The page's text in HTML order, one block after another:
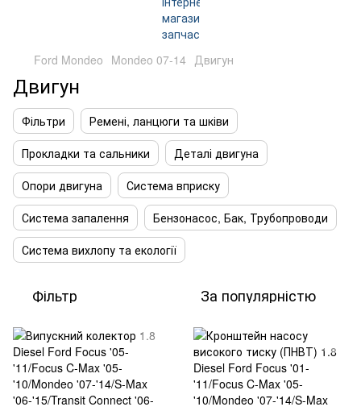
Ford Mondeo Mondeo 07-14 Двигун
Двигун
Фільтри
Ремені, ланцюги та шківи
Прокладки та сальники
Деталі двигуна
Опори двигуна
Система вприску
Система запалення
Бензонасос, Бак, Трубопроводи
Система вихлопу та екології
Фільтр За популярністю